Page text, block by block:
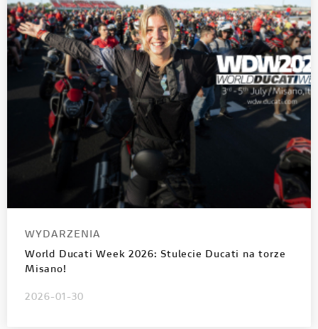
WYDARZENIA
World Ducati Week 2026: Stulecie Ducati na torze
Misano!
2026-01-30